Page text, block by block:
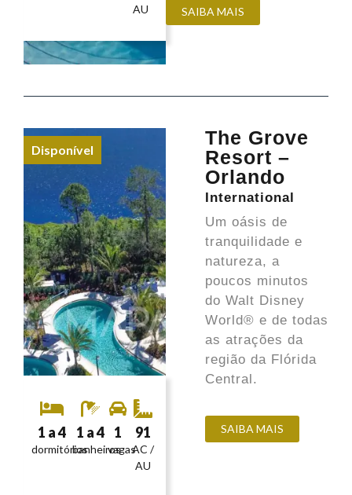
AU
SAIBA MAIS
Disponível
1 a 4
dormitórios
1 a 4
banheiros
1
vagas
91
AC /
AU
The Grove
Resort –
Orlando
International
Um oásis de
tranquilidade e
natureza, a
poucos minutos
do Walt Disney
World® e de todas
as atrações da
região da Flórida
Central.
SAIBA MAIS